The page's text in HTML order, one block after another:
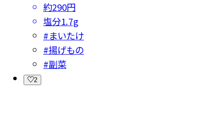
約290円
塩分1.7g
#まいたけ
#揚げもの
#副菜
2